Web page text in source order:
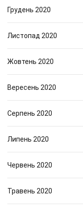
Грудень 2020
Листопад 2020
Жовтень 2020
Вересень 2020
Серпень 2020
Липень 2020
Червень 2020
Травень 2020